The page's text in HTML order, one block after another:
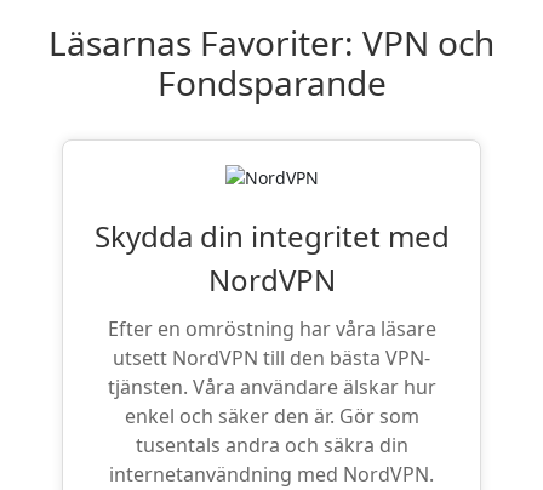
Skydda din integritet med
NordVPN
Efter en omröstning har våra läsare
utsett NordVPN till den bästa VPN-
tjänsten. Våra användare älskar hur
enkel och säker den är. Gör som
tusentals andra och säkra din
internetanvändning med NordVPN.